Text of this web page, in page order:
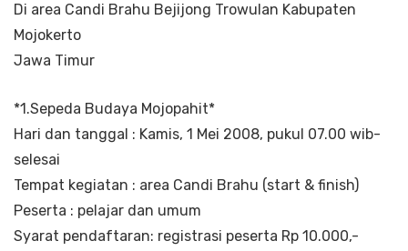
Di area Candi Brahu Bejijong Trowulan Kabupaten
Mojokerto
Jawa Timur
*1.Sepeda Budaya Mojopahit*
Hari dan tanggal : Kamis, 1 Mei 2008, pukul 07.00 wib-
selesai
Tempat kegiatan : area Candi Brahu (start & finish)
Peserta : pelajar dan umum
Syarat pendaftaran: registrasi peserta Rp 10.000,-